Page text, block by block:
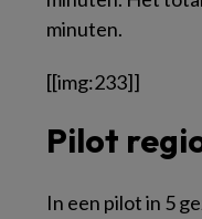
minuten.
[[img:233]]
Pilot
In een pilot in 5